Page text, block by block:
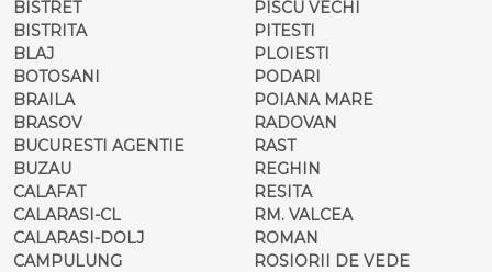
BISTRET
BISTRITA
BLAJ
BOTOSANI
BRAILA
BRASOV
BUCURESTI AGENTIE
BUZAU
CALAFAT
CALARASI-CL
CALARASI-DOLJ
CAMPULUNG
PISCU VECHI
PITESTI
PLOIESTI
PODARI
POIANA MARE
RADOVAN
RAST
REGHIN
RESITA
RM. VALCEA
ROMAN
ROSIORII DE VEDE